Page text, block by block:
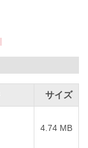
サイズ
4.74 MB